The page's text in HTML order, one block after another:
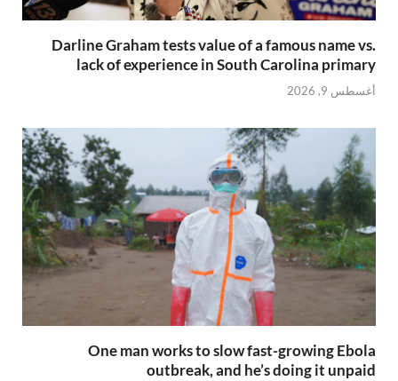
Darline Graham tests value of a famous name vs.
lack of experience in South Carolina primary
أغسطس 9, 2026
One man works to slow fast-growing Ebola
outbreak, and he’s doing it unpaid